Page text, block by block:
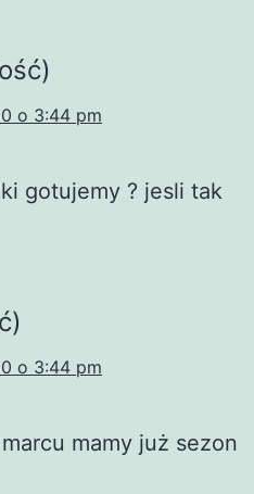
o 3:44 pm
gotujemy ? jesli tak
o 3:44 pm
mamy już sezon